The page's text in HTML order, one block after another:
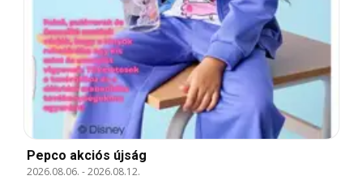
Pepco akciós újság
2026.08.06. -2026.08.12.